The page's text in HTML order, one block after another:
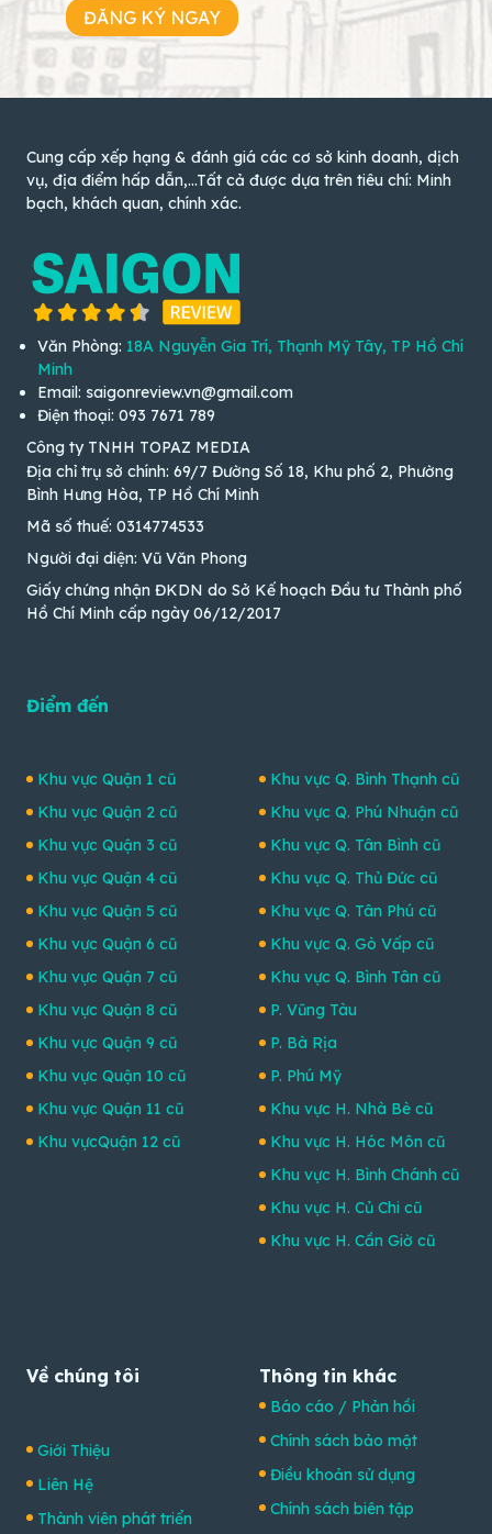
ĐĂNG KÝ NGAY
Cung cấp xếp hạng & đánh giá các cơ sở kinh doanh, dịch
vụ, địa điểm hấp dẫn,...Tất cả được dựa trên tiêu chí: Minh
bạch, khách quan, chính xác.
Văn Phòng: 18A Nguyễn Gia Trí, Thạnh Mỹ Tây, TP Hồ Chí
Minh
Email: saigonreview.vn@gmail.com
Điện thoại: 093 7671 789
Công ty TNHH TOPAZ MEDIA
Địa chỉ trụ sở chính: 69/7 Đường Số 18, Khu phố 2, Phường
Bình Hưng Hòa, TP Hồ Chí Minh
Mã số thuế: 0314774533
Người đại diện: Vũ Văn Phong
Giấy chứng nhận ĐKDN do Sở Kế hoạch Đầu tư Thành phố
Hồ Chí Minh cấp ngày 06/12/2017
Điểm đến
Khu vực Quận 1 cũ
Khu vực Quận 2 cũ
Khu vực Quận 3 cũ
Khu vực Quận 4 cũ
Khu vực Quận 5 cũ
Khu vực Quận 6 cũ
Khu vực Quận 7 cũ
Khu vực Quận 8 cũ
Khu vực Quận 9 cũ
Khu vực Quận 10 cũ
Khu vực Quận 11 cũ
Khu vựcQuận 12 cũ
Khu vực Q. Bình Thạnh cũ
Khu vực Q. Phú Nhuận cũ
Khu vực Q. Tân Bình cũ
Khu vực Q. Thủ Đức cũ
Khu vực Q. Tân Phú cũ
Khu vực Q. Gò Vấp cũ
Khu vực Q. Bình Tân cũ
P. Vũng Tàu
P. Bà Rịa
P. Phú Mỹ
Khu vực H. Nhà Bè cũ
Khu vực H. Hóc Môn cũ
Khu vực H. Bình Chánh cũ
Khu vực H. Củ Chi cũ
Khu vực H. Cần Giờ cũ
Về chúng tôi
Giới Thiệu
Liên Hệ
Thành viên phát triển
Thông tin khác
Báo cáo / Phản hồi
Chính sách bảo mật
Điều khoản sử dụng
Chính sách biên tập